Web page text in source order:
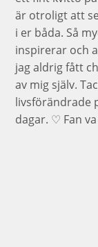
är otroligt att
i er båda. Så
inspirerar och
jag aldrig fått
av mig själv.
livsförändrade
dagar. ♡ Fan